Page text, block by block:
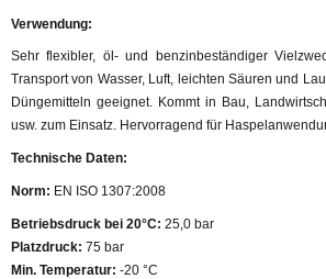
Verwendung:
Sehr flexibler, öl- und benzinbeständiger
Transport von Wasser, Luft, leichten Säuren und
Düngemitteln geeignet. Kommt in Bau,
usw. zum Einsatz. Hervorragend für
Technische Daten:
Norm: EN ISO 1307:2008
Betriebsdruck bei 20°C: 25,0 bar
Platzdruck: 75 bar
Min. Temperatur: -20 °C